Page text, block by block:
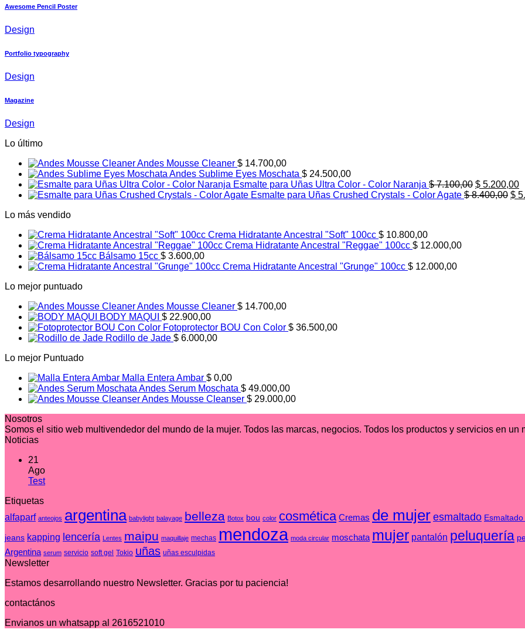
Awesome Pencil Poster
Design
Portfolio typography
Design
Magazine
Design
Lo último
Andes Mousse Cleaner $ 14.700,00
Andes Sublime Eyes Moschata $ 24.500,00
Esmalte para Uñas Ultra Color - Color Naranja $7.100,00 El
precio
$ 5.200,00El
Esmalte para Uñas Crushed Crystals - Color Agate $8.400,00 El
$
Lo más vendido
Crema Hidratante Ancestral "Soft" 100cc $ 10.800,00
Crema Hidratante Ancestral "Reggae" 100cc $ 12.000,00
Bálsamo 15cc $ 3.600,00
Crema Hidratante Ancestral "Grunge" 100cc $ 12.000,00
Lo mejor puntuado
Andes Mousse Cleaner $ 14.700,00
BODY MAQUI $ 22.900,00
Fotoprotector BOU Con Color $ 36.500,00
Rodillo de Jade $ 6.000,00
Lo mejor Puntuado
Malla Entera Ambar $ 0,00
Andes Serum Moschata $ 49.000,00
Andes Mousse Cleanser $ 29.000,00
Nosotros
Somos el sitio web multivendedor del mundo de la mujer. Todos las marcas, negocios. Todos los productos y servicios en un
Noticias
21
Ago
TestNo
Test
Etiquetas
alfaparf anteojos argentina babylight balayage belleza Botox bou color cosmética Cremas de mujer esmaltado
jeans kapping lencería Lentes maipu maquillaje mechas mendoza moda circular moschata mujer pantalón peluquería
Argentina serum servicio soft gel Tokio uñas uñas esculpidas
Newsletter
Estamos desarrollando nuestro Newsletter. Gracias por tu paciencia!
contactános
Envianos un whatsapp al 2616521010